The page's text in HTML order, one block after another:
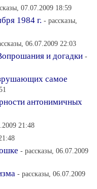
07.07.2009 18:59
1984 г. - рассказы,
06.07.2009 22:03
и догадки -
самое
антонимичных
21:48
- рассказы, 06.07.2009
- рассказы, 06.07.2009